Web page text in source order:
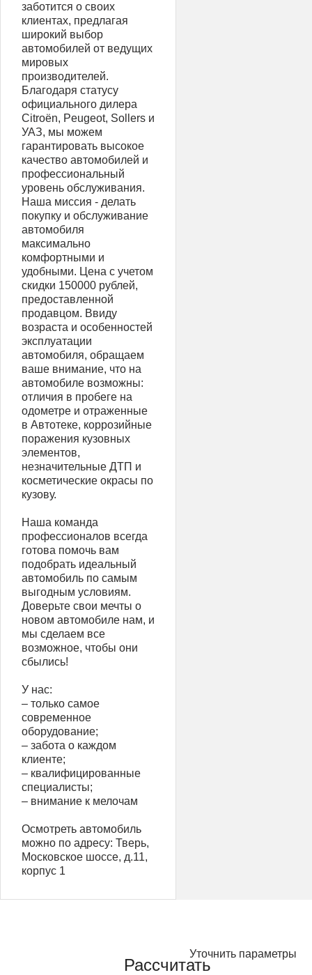
заботится о своих
клиентах, предлагая
широкий выбор
автомобилей от ведущих
мировых
производителей.
Благодаря статусу
официального дилера
Citroën, Peugeot, Sollers и
УАЗ, мы можем
гарантировать высокое
качество автомобилей и
профессиональный
уровень обслуживания.
Наша миссия - делать
покупку и обслуживание
автомобиля
максимально
комфортными и
удобными. Цена с учетом
скидки 150000 рублей,
предоставленной
продавцом. Ввиду
возраста и особенностей
эксплуатации
автомобиля, обращаем
ваше внимание, что на
автомобиле возможны:
отличия в пробеге на
одометре и отраженные
в Автотеке, коррозийные
поражения кузовных
элементов,
незначительные ДТП и
косметические окрасы по
кузову.
Наша команда
профессионалов всегда
готова помочь вам
подобрать идеальный
автомобиль по самым
выгодным условиям.
Доверьте свои мечты о
новом автомобиле нам, и
мы сделаем все
возможное, чтобы они
сбылись!
У нас:
– только самое
современное
оборудование;
– забота о каждом
клиенте;
– квалифицированные
специалисты;
– внимание к мелочам
Осмотреть автомобиль
можно по адресу: Тверь,
Московское шоссе, д.11,
корпус 1
Рассчитать
Уточнить параметры